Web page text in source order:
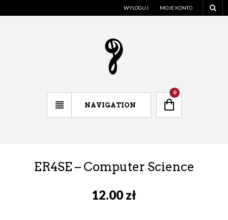
WYLOGUJ MOJE KONTO
NAVIGATION
0
ER4SE – Computer Science
12.00 zł